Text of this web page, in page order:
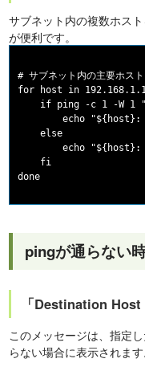
サブネット内の複数ホス
が便利です。
# サブネット内の主要ホス
for host in
if ping -c 1 -W 1
echo "${host}:
    else
echo "${host}:
    fi
pingが通らない
「Destination
このメッセージは、指定
らない場合に表示されます